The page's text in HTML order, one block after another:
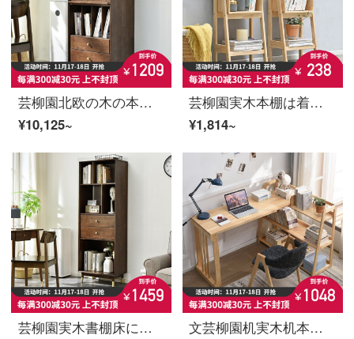
芸柳園北欧の木の本箱の床に置く多機能の雑誌棚のリビングサイドの棚の軽贅沢な収納棚の軽贅沢品【胡桃色】
¥10,125~
芸柳園実木本棚は着地が簡単で、現代客間棚は家庭用の戸棚棚の上の多層収納棚の二階の低い辺の戸棚【原木色】
¥1,814~
芸柳園実木書棚床にある書棚客間は、現代多機能軽豪華書棚書斎収納棚胡桃色60 cmです。
文芸柳園机実木机本棚セット家庭用簡易伸縮式パソコンデスク学習机本棚セット【原木色】＋A字椅子